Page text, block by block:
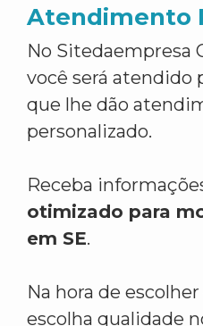
Atendimento
No Sitedaempresa
você será atendido
que lhe dão
personalizado.
Receba
otimizado para
em SE.
Na hora de
escolha qualidade